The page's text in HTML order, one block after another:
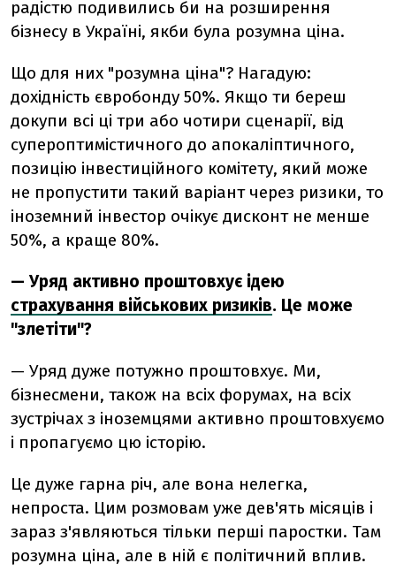
радістю подивились би на розширення
бізнесу в Україні, якби була розумна ціна.
Що для них "розумна ціна"? Нагадую:
дохідність євробонду 50%. Якщо ти береш
докупи всі ці три або чотири сценарії, від
супероптимістичного до апокаліптичного,
позицію інвестиційного комітету, який може
не пропустити такий варіант через ризики, то
іноземний інвестор очікує дисконт не менше
50%, а краще 80%.
— Уряд активно проштовхує ідею
страхування військових ризиків. Це може
"злетіти"?
— Уряд дуже потужно проштовхує. Ми,
бізнесмени, також на всіх форумах, на всіх
зустрічах з іноземцями активно проштовхуємо
і пропагуємо цю історію.
Це дуже гарна річ, але вона нелегка,
непроста. Цим розмовам уже дев'ять місяців і
зараз з'являються тільки перші паростки. Там
розумна ціна, але в ній є політичний вплив.